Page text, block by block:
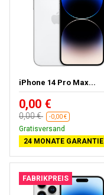
iPhone 14 Pro Max...
0,00 €
0,00 € -0,00 €
Gratisversand
24 MONATE GARANTIE
FABRIKPREIS